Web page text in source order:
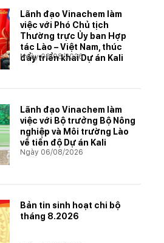
Lãnh đạo Vinachem làm
việc với Phó Chủ tịch
Thường trực Ủy ban Hợp
tác Lào – Việt Nam, thúc
đẩy triển khai Dự án Kali
Ngày 06/08/2026
Lãnh đạo Vinachem làm
việc với Bộ trưởng Bộ Nông
nghiệp và Môi trường Lào
về tiến độ Dự án Kali
Ngày 06/08/2026
Bản tin sinh hoạt chi bộ
tháng 8.2026